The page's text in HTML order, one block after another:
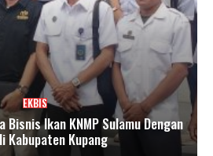
EKBIS
Bisnis Ikan KNMP Sulamu Dengan
Kabupaten Kupang